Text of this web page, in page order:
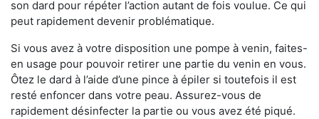
son dard pour répéter l’action autant de fois voulue. Ce qui
peut rapidement devenir problématique.
Si vous avez à votre disposition une pompe à venin, faites-
en usage pour pouvoir retirer une partie du venin en vous.
Ôtez le dard à l’aide d’une pince à épiler si toutefois il est
resté enfoncer dans votre peau. Assurez-vous de
rapidement désinfecter la partie ou vous avez été piqué.